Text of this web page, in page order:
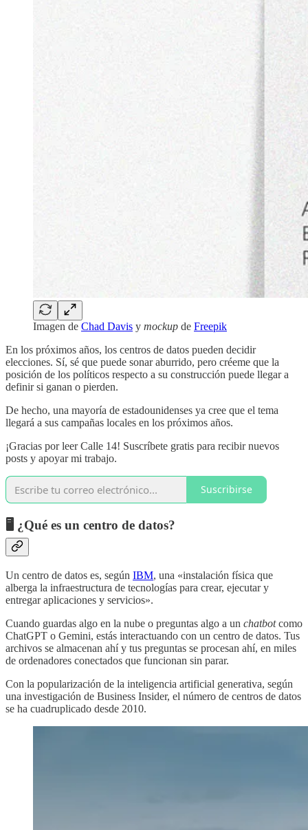
Imagen de Chad Davis y mockup de Freepik
En los próximos años, los centros de datos pueden decidir
elecciones. Sí, sé que puede sonar aburrido, pero créeme que la
posición de los políticos respecto a su construcción puede llegar a
definir si ganan o pierden.
De hecho, una mayoría de estadounidenses ya cree que el tema
llegará a sus campañas locales en los próximos años.
¡Gracias por leer Calle 14! Suscríbete gratis para recibir nuevos
posts y apoyar mi trabajo.
Suscribirse
🖥️ ¿Qué es un centro de datos?
Un centro de datos es, según IBM, una «instalación física que
alberga la infraestructura de tecnologías para crear, ejecutar y
entregar aplicaciones y servicios».
Cuando guardas algo en la nube o preguntas algo a un chatbotcomo
ChatGPT o Gemini, estás interactuando con un centro de datos. Tus
archivos se almacenan ahí y tus preguntas se procesan ahí, en miles
de ordenadores conectados que funcionan sin parar.
Con la popularización de la inteligencia artificial generativa, según
una investigación de Business Insider, el número de centros de datos
se ha cuadruplicado desde 2010.